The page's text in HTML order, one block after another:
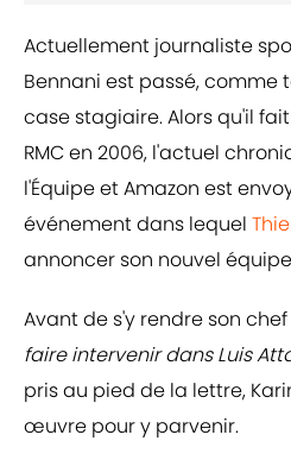
Actuellement journaliste
Bennani est passé, comme
case stagiaire. Alors qu'il
RMC en 2006, l'actuel
l'Équipe et Amazon est
événement dans lequel
annoncer son nouvel
Avant de s'y rendre son
faire intervenir dans Luis
pris au pied de la lettre,
œuvre pour y parvenir.